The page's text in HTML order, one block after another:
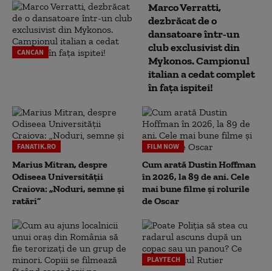
CANCAN
Marco Verratti,
dezbrăcat de o
dansatoare într-un
club exclusivist din
Mykonos. Campionul
italian a cedat complet
în fața ispitei!
FANATIK.RO
Marius Mitran, despre
Odiseea Universității
Craiova: „Noduri, semne și
ratări”
FILM NOW
Cum arată Dustin Hoffman
în 2026, la 89 de ani. Cele
mai bune filme și rolurile
de Oscar
PLAYTECH